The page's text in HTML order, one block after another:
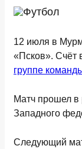
12 июля в
«Псков». Счёт
группе
Матч прошел в
Западного
Следующий